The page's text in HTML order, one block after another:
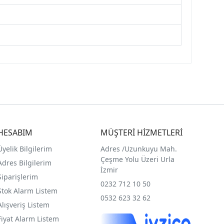
Bilgilerim
Bilgilerim
Alarm Listem
Listem
Alarm Listem
MÜŞTERİ HİZMETLERİ
Adres /Uzunkuyu Mah.
Çeşme Yolu Üzeri Urla
İzmir
0232 712 10 50
0532 623 32 62